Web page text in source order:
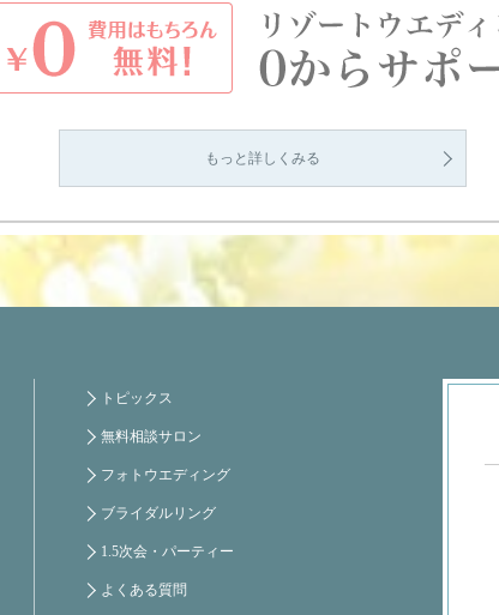
もっと詳しくみる
トピックス
無料相談サロン
フォトウエディング
ブライダルリング
1.5次会・パーティー
よくある質問